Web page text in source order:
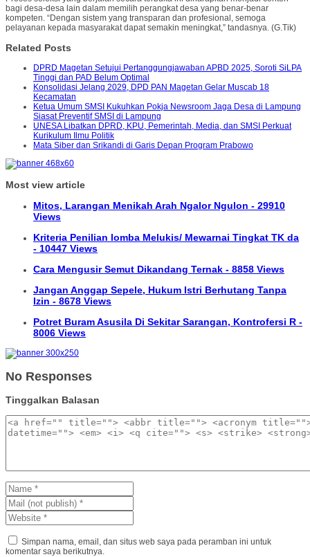
bagi desa-desa lain dalam memilih perangkat desa yang benar-benar
kompeten. “Dengan sistem yang transparan dan profesional, semoga
pelayanan kepada masyarakat dapat semakin meningkat,” tandasnya. (G.Tik)
Related Posts
DPRD Magetan Setujui Pertanggungjawaban APBD 2025, Soroti SiLPA
Tinggi dan PAD Belum Optimal
Konsolidasi Jelang 2029, DPD PAN Magetan Gelar Muscab 18
Kecamatan
Ketua Umum SMSI Kukuhkan Pokja Newsroom Jaga Desa di Lampung
Siasat Preventif SMSI di Lampung
UNESA Libatkan DPRD, KPU, Pemerintah, Media, dan SMSI Perkuat
Kurikulum Ilmu Politik
Mata Siber dan Srikandi di Garis Depan Program Prabowo
Most view article
Mitos, Larangan Menikah Arah Ngalor Ngulon - 29910
Views
Kriteria Penilian lomba Melukis/ Mewarnai Tingkat TK da
- 10447 Views
Cara Mengusir Semut Dikandang Ternak - 8858 Views
Jangan Anggap Sepele, Hukum Istri Berhutang Tanpa
Izin - 8678 Views
Potret Buram Asusila Di Sekitar Sarangan, Kontrofersi R -
8006 Views
No Responses
Tinggalkan Balasan
Simpan nama, email, dan situs web saya pada peramban ini untuk
komentar saya berikutnya.